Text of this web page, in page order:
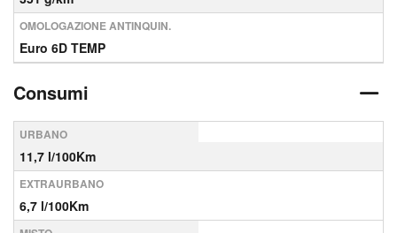
OMOLOGAZIONE ANTINQUIN.
Euro 6D TEMP
Consumi
URBANO
11,7 l/100Km
EXTRAURBANO
6,7 l/100Km